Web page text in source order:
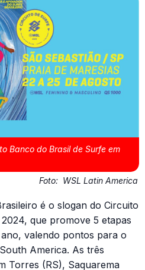
Banco do Brasil de Surfe em
Foto: WSL Latin America
é o slogan do Circuito
que promove 5 etapas
valendo pontos para o
America. As três
Torres (RS), Saquarema